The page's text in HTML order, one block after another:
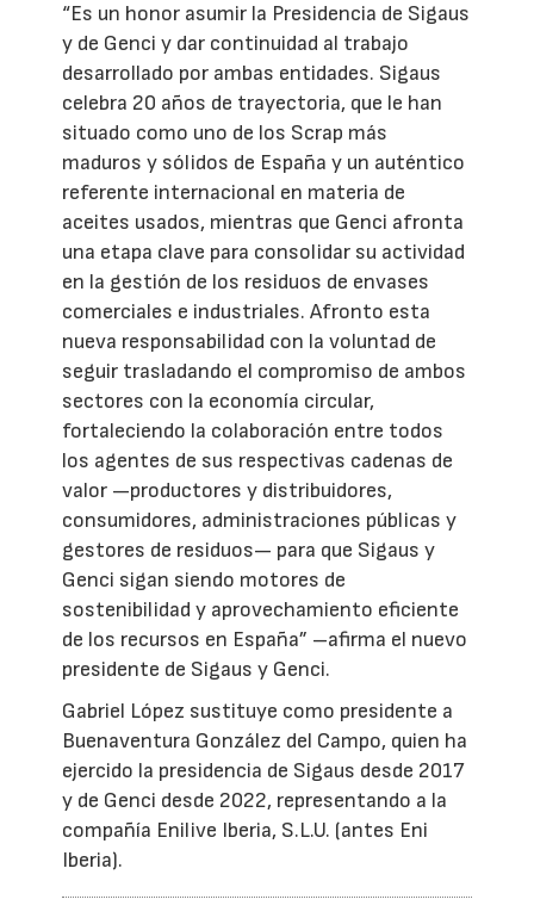
“Es un honor asumir la Presidencia de Sigaus
y de Genci y dar continuidad al trabajo
desarrollado por ambas entidades. Sigaus
celebra 20 años de trayectoria, que le han
situado como uno de los Scrap más
maduros y sólidos de España y un auténtico
referente internacional en materia de
aceites usados, mientras que Genci afronta
una etapa clave para consolidar su actividad
en la gestión de los residuos de envases
comerciales e industriales. Afronto esta
nueva responsabilidad con la voluntad de
seguir trasladando el compromiso de ambos
sectores con la economía circular,
fortaleciendo la colaboración entre todos
los agentes de sus respectivas cadenas de
valor —productores y distribuidores,
consumidores, administraciones públicas y
gestores de residuos— para que Sigaus y
Genci sigan siendo motores de
sostenibilidad y aprovechamiento eficiente
de los recursos en España” –afirma el nuevo
presidente de Sigaus y Genci.
Gabriel López sustituye como presidente a
Buenaventura González del Campo, quien ha
ejercido la presidencia de Sigaus desde 2017
y de Genci desde 2022, representando a la
compañía Enilive Iberia, S.L.U. (antes Eni
Iberia).